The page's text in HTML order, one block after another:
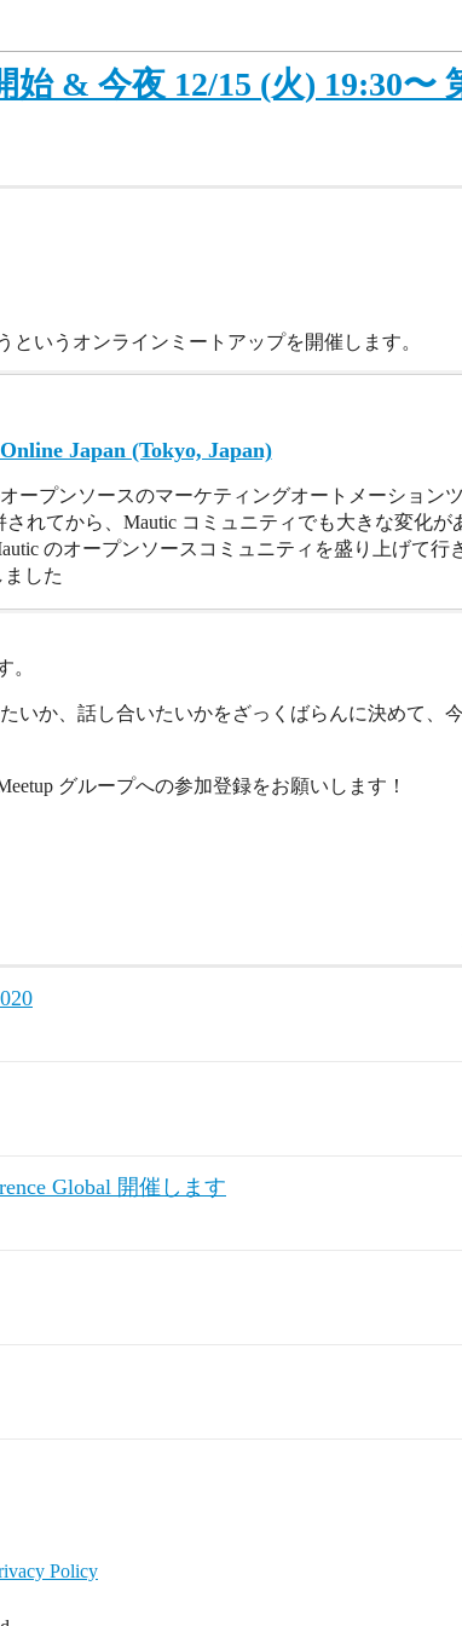
& 今夜 12/15 (火) 19:30〜
いうオンラインミートアップを開催します。
Japan (Tokyo, Japan)
ープンソースのマーケティングオートメーション
されてから、Mautic コミュニティでも大きな変化
のオープンソースコミュニティを盛り上げて
した
。
いか、話し合いたいかをざっくばらんに決めて、
グループへの参加登録をお願いします！
Global 開催します
Policy